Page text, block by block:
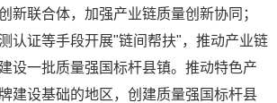
新联合体，加强产业链质量创新协同；
认证等手段开展"链间帮扶"，推动产业链
设一批质量强国标杆县镇。推动特色产
建设基础的地区，创建质量强国标杆县